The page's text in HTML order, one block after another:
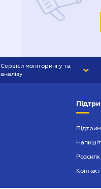
Сервіси моніторингу та
аналізу